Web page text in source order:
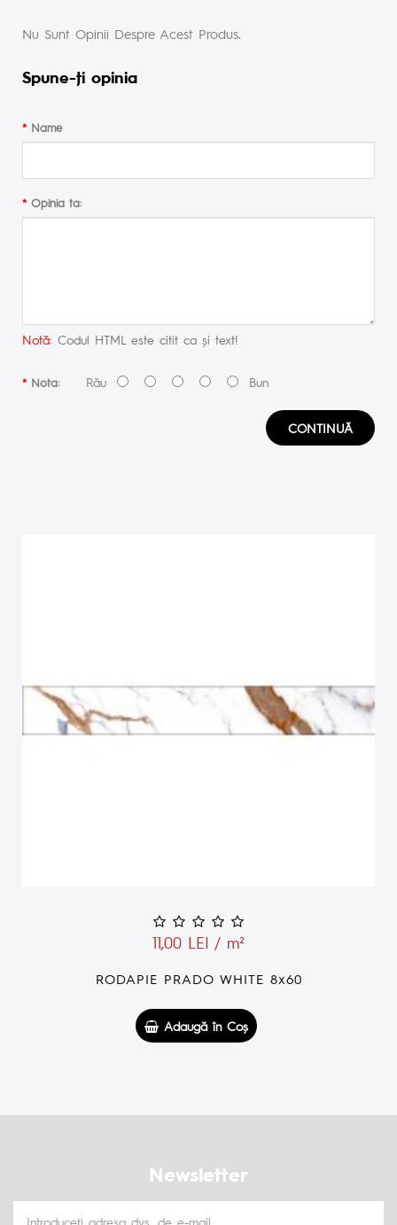
Nu Sunt Opinii Despre Acest Produs.
Spune-ţi opinia
Name
Opinia ta:
Notă: Codul HTML este citit ca şi text!
Nota:Rău Bun
CONTINUĂ
11,00 LEI / m²
RODAPIE PRADO WHITE 8x60
Adaugă în Coş
Newsletter